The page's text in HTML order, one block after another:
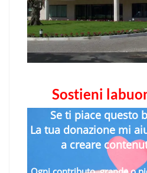
Sostieni
Se ti piace questo
La tua donazione mi
a creare